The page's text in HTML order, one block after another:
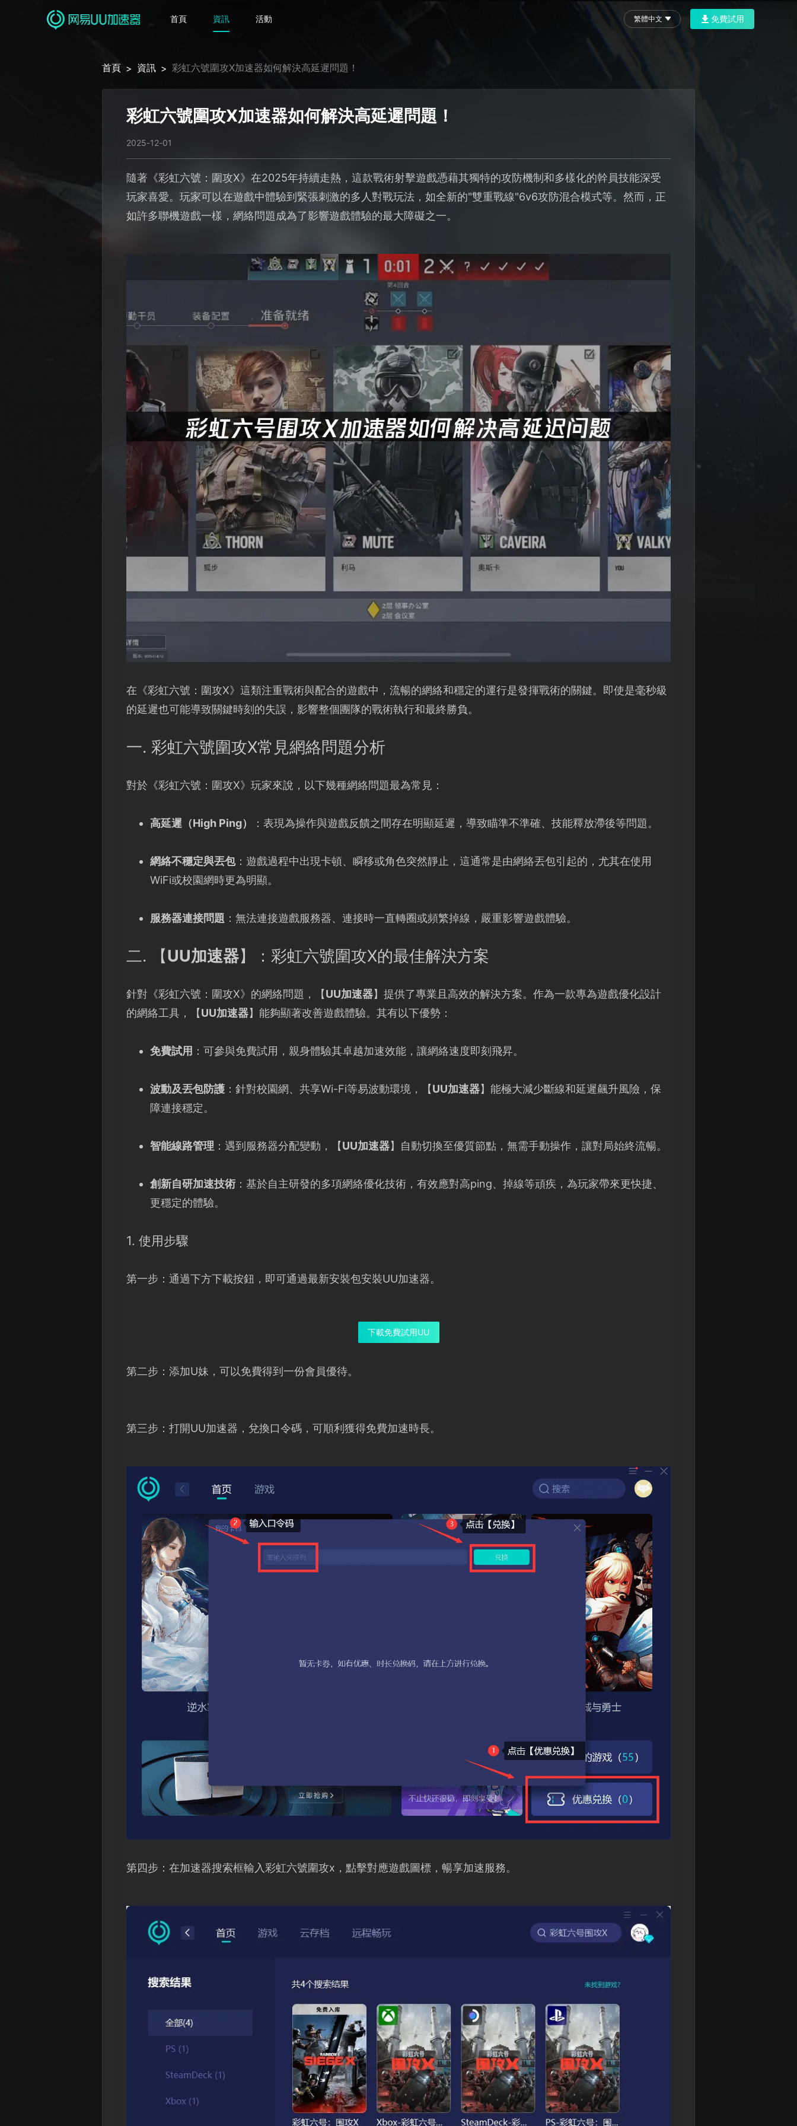
首頁 資訊 活動 繁體中文 免費試用
首頁 > 資訊 > 彩虹六號圍攻X加速器如何解決高延遲問題！
彩虹六號圍攻X加速器如何解決高延遲問題！
2025-12-01
隨著《彩虹六號：圍攻X》在2025年持續走熱，這款戰術射擊遊戲憑藉其獨特的攻防機制和多樣化的幹員技能深受
玩家喜愛。玩家可以在遊戲中體驗到緊張刺激的多人對戰玩法，如全新的"雙重戰線"6v6攻防混合模式等。然而，正
如許多聯機遊戲一樣，網絡問題成為了影響遊戲體驗的最大障礙之一。
在《彩虹六號：圍攻X》這類注重戰術與配合的遊戲中，流暢的網絡和穩定的運行是發揮戰術的關鍵。即使是毫秒級
的延遲也可能導致關鍵時刻的失誤，影響整個團隊的戰術執行和最終勝負。
一. 彩虹六號圍攻X常見網絡問題分析
對於《彩虹六號：圍攻X》玩家來說，以下幾種網絡問題最為常見：
高延遲（High Ping） ：表現為操作與遊戲反饋之間存在明顯延遲，導致瞄準不準確、技能釋放滯後等問題。
網絡不穩定與丟包：遊戲過程中出現卡頓、瞬移或角色突然靜止，這通常是由網絡丟包引起的，尤其在使用
WiFi或校園網時更為明顯。
服務器連接問題 ：無法連接遊戲服務器、連接時一直轉圈或頻繁掉線，嚴重影響遊戲體驗。
二. 【UU加速器】：彩虹六號圍攻X的最佳解決方案
針對《彩虹六號：圍攻X》的網絡問題，【UU加速器】提供了專業且高效的解決方案。作為一款專為遊戲優化設計
的網絡工具，【UU加速器】能夠顯著改善遊戲體驗。其有以下優勢：
免費試用 ：可參與免費試用，親身體驗其卓越加速效能，讓網絡速度即刻飛昇。
波動及丟包防護：針對校園網、共享Wi-Fi等易波動環境，【UU加速器】能極大減少斷線和延遲飆升風險，保
障連接穩定。
智能線路管理 ：遇到服務器分配變動，【UU加速器】自動切換至優質節點，無需手動操作，讓對局始終流暢。
創新自研加速技術：基於自主研發的多項網絡優化技術，有效應對高ping、掉線等頑疾，為玩家帶來更快捷、
更穩定的體驗。
1. 使用步驟
第一步：通過下方下載按鈕，即可通過最新安裝包安裝UU加速器。
下載免費試用UU
第二步：添加U妹，可以免費得到一份會員優待。
第三步：打開UU加速器，兌換口令碼，可順利獲得免費加速時長。
第四步：在加速器搜索框輸入彩虹六號圍攻x，點擊對應遊戲圖標，暢享加速服務。